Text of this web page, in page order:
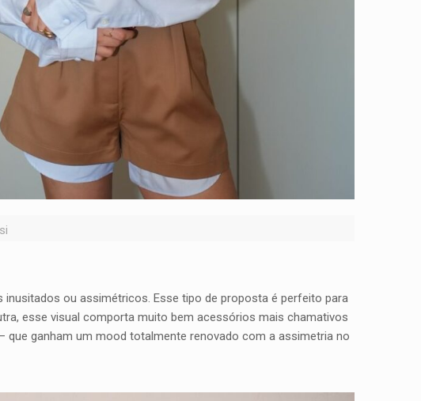
inusitados ou assimétricos. Esse tipo de proposta é perfeito para
esse visual comporta muito bem acessórios mais chamativos
ganham um mood totalmente renovado com a assimetria no